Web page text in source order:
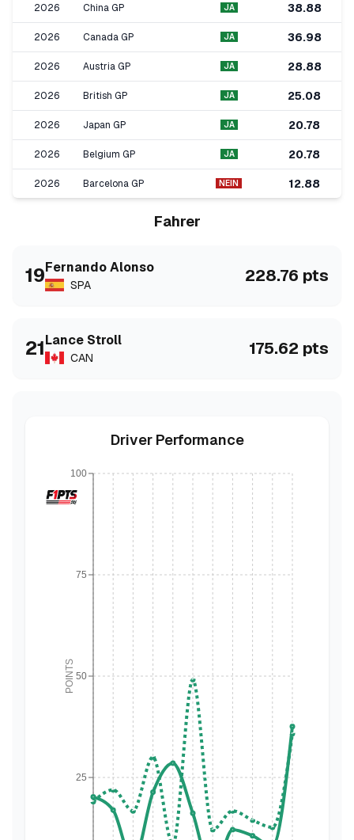
2026 China GP JA 38.88
2026 Canada GP JA 36.98
2026 Austria GP JA 28.88
2026 British GP JA 25.08
2026 Japan GP JA 20.78
2026 Belgium GP JA 20.78
2026 Barcelona GP NEIN 12.88
Fahrer
19FernandoAlonso
SPA 228.76 pts
21Lance Stroll
CAN 175.62 pts
Driver Performance
25
50
75
100
POINTS